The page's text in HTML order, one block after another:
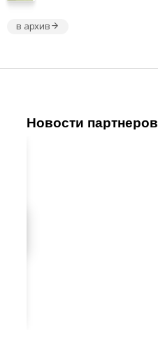
в архив
Новости партнеров